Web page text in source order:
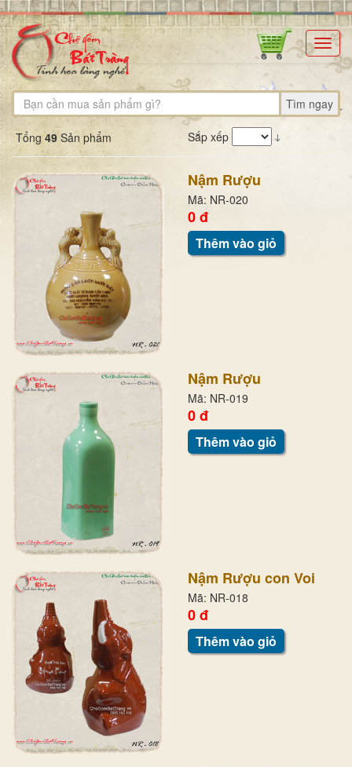
Tìm ngay
Tổng49Sản phẩm Sắp xếp
Nậm Rượu
Mã: NR-020
0 đ
Thêm vào giỏ
Nậm Rượu
Mã: NR-019
0 đ
Thêm vào giỏ
Nậm Rượu con Voi
Mã: NR-018
0 đ
Thêm vào giỏ